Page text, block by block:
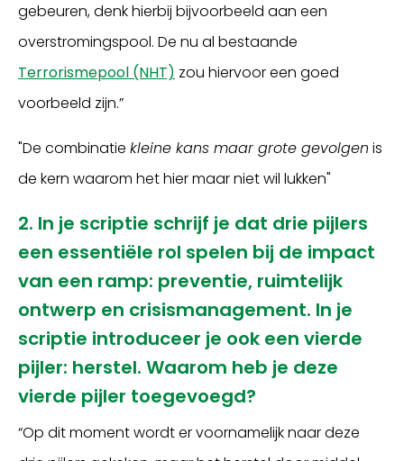
gebeuren, denk hierbij bijvoorbeeld aan een
overstromingspool. De nu al bestaande
Terrorismepool (NHT) zou hiervoor een goed
voorbeeld zijn.”
"De combinatie kleine kans maar grote gevolgen is
de kern waarom het hier maar niet wil lukken"
2. In je scriptie schrijf je dat drie pijlers
een essentiële rol spelen bij de impact
van een ramp: preventie, ruimtelijk
ontwerp en crisismanagement. In je
scriptie introduceer je ook een vierde
pijler: herstel. Waarom heb je deze
vierde pijler toegevoegd?
“Op dit moment wordt er voornamelijk naar deze